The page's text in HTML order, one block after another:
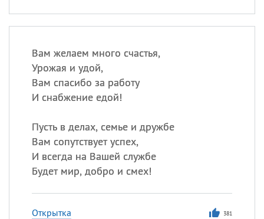
Вам желаем много счастья,
Урожая и удой,
Вам спасибо за работу
И снабжение едой!
Пусть в делах, семье и дружбе
Вам сопутствует успех,
И всегда на Вашей службе
Будет мир, добро и смех!
Открытка 381